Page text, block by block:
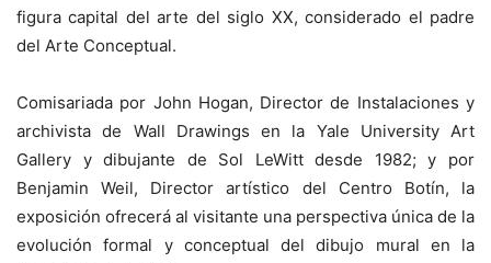
figura capital del arte del siglo XX, considerado el padre
del Arte Conceptual.
Comisariada por John Hogan, Director de Instalaciones y
archivista de Wall Drawings en la Yale University Art
Gallery y dibujante de Sol LeWitt desde 1982; y por
Benjamin Weil, Director artístico del Centro Botín, la
exposición ofrecerá al visitante una perspectiva única de la
evolución formal y conceptual del dibujo mural en la